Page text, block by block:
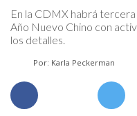
En la CDMX habrá
Año Nuevo Chino con
los detalles.
Por: Karla Peckerman